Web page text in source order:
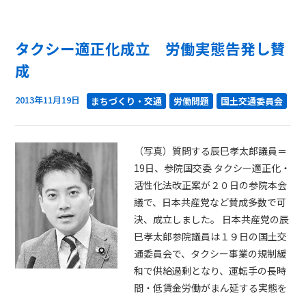
タクシー適正化成立 労働実態告発し賛
成
2013年11月19日 まちづくり・交通 労働問題 国土交通委員会
（写真）質問する辰巳孝太郎議員＝
19日、参院国交委 タクシー適正化・
活性化法改正案が２０日の参院本会
議で、日本共産党など賛成多数で可
決、成立しました。 日本共産党の辰
巳孝太郎参院議員は１９日の国土交
通委員会で、タクシー事業の規制緩
和で供給過剰となり、運転手の長時
間・低賃金労働がまん延する実態を